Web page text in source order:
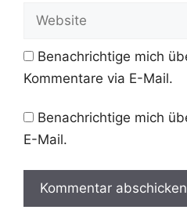
Benachrichtige mich
Kommentare via E-Mail.
Benachrichtige mich
E-Mail.